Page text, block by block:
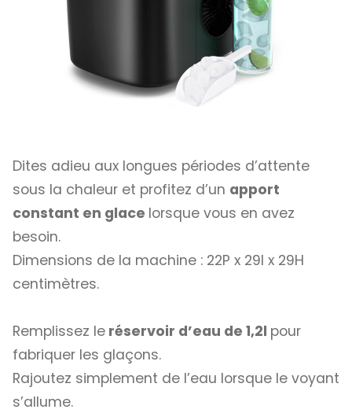
Dites adieu aux longues périodes d’attente
sous la chaleur et profitez d’un apport
constant en glace lorsque vous en avez
besoin.
Dimensions de la machine : 22P x 29l x 29H
centimètres.
Remplissez le réservoir d’eau de 1,2l pour
fabriquer les glaçons.
Rajoutez simplement de l’eau lorsque le voyant
s’allume.